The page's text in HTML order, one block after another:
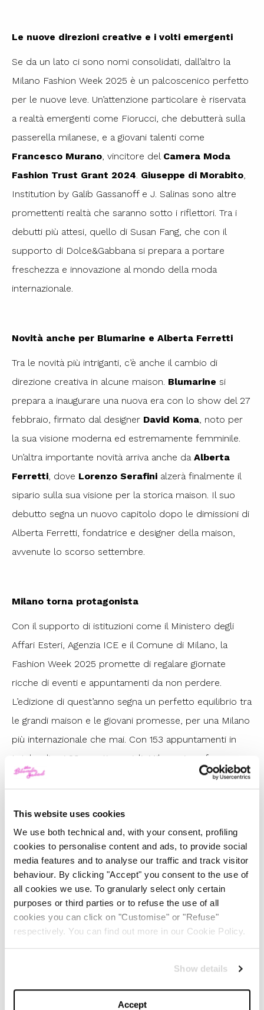
This website uses cookies
We use both technical and, with your consent, profiling
cookies to personalise content and ads, to provide social
media features and to analyse our traffic and track visitor
behaviour. By clicking "Accept" you consent to the use of
all cookies we use. To granularly select only certain
purposes or third parties or to refuse the use of all
cookies you can click on "Customise" or "Refuse"
respectively. You can find out more in our Cookie Policy.
Show details
Accept
Le nuove direzioni creative e i volti emergenti
Se da un lato ci sono nomi consolidati, dall’altro la
Milano Fashion Week 2025 è un palcoscenico perfetto
per le nuove leve. Un’attenzione particolare è riservata
a realtà emergenti come Fiorucci, che debutterà sulla
passerella milanese, e a giovani talenti come
Francesco Murano , vincitore del Camera Moda
Fashion Trust Grant 2024 Giuseppe di Morabito
Institution by Galib Gassanoff e J. Salinas sono altre
promettenti realtà che saranno sotto i riflettori. Tra i
debutti più attesi, quello di Susan Fang, che con il
supporto di Dolce&Gabbana si prepara a portare
freschezza e innovazione al mondo della moda
internazionale.
Novità anche per Blumarine e Alberta Ferretti
Tra le novità più intriganti, c’è anche il cambio di
direzione creativa in alcune maison. Blumarine si
prepara a inaugurare una nuova era con lo show del 27
febbraio, firmato dal designer David Koma , noto per
la sua visione moderna ed estremamente femminile.
Un’altra importante novità arriva anche da Alberta
Ferretti , dove Lorenzo Serafini alzerà finalmente il
sipario sulla sua visione per la storica maison. Il suo
debutto segna un nuovo capitolo dopo le dimissioni di
Alberta Ferretti, fondatrice e designer della maison,
avvenute lo scorso settembre.
Milano torna protagonista
Con il supporto di istituzioni come il Ministero degli
Affari Esteri, Agenzia ICE e il Comune di Milano, la
Fashion Week 2025 promette di regalare giornate
ricche di eventi e appuntamenti da non perdere.
L’edizione di quest’anno segna un perfetto equilibrio tra
le grandi maison e le giovani promesse, per una Milano
più internazionale che mai. Con 153 appuntamenti in
totale, di cui 23 eventi speciali, Milano si conferma
come il centro nevralgico della moda mondiale.
IL CALENDARIO COMPLETO:
15:00 – GUCCI
16:00 – ICEBERG
19:00 – K-WAY